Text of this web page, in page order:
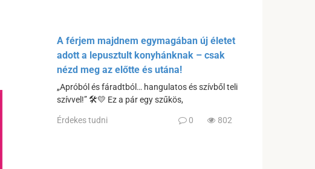
A férjem majdnem egymagában új életet
adott a lepusztult konyhánknak – csak
nézd meg az előtte és utána!
„Apróból és fáradtból… hangulatos és szívből teli
szívvel!” 🛠️💛 Ez a pár egy szűkös,
Érdekes tudni 0 802